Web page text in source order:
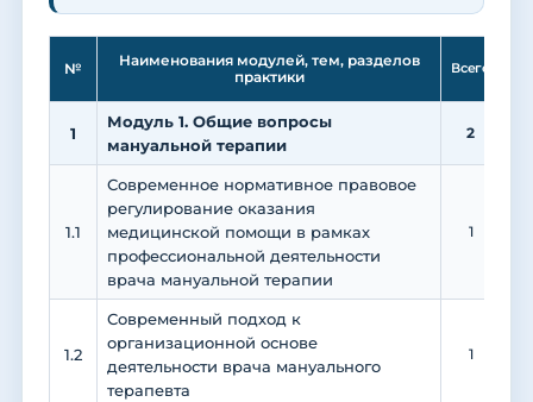
№
Наименования модулей, тем, разделов
практики
Всего
1
Модуль 1. Общие вопросы
мануальной терапии
2
1.1
Современное нормативное правовое
регулирование оказания
медицинской помощи в рамках
профессиональной деятельности
врача мануальной терапии
1
1.2
Современный подход к
организационной основе
деятельности врача мануального
терапевта
1